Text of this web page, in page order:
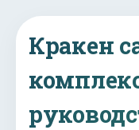
Кракен